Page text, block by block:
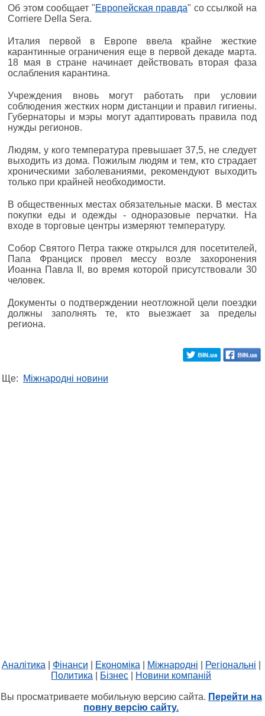
Об этом сообщает "Европейская правда" со ссылкой на
Corriere Della Sera.
Италия первой в Европе ввела крайне жесткие
карантинные ограничения еще в первой декаде марта.
18 мая в стране начинает действовать вторая фаза
ослабления карантина.
Учреждения вновь могут работать при условии
соблюдения жестких норм дистанции и правил гигиены.
Губернаторы и мэры могут адаптировать правила под
нужды регионов.
Людям, у кого температура превышает 37,5, не следует
выходить из дома. Пожилым людям и тем, кто страдает
хроническими заболеваниями, рекомендуют выходить
только при крайней необходимости.
В общественных местах обязательные маски. В местах
покупки еды и одежды - одноразовые перчатки. На
входе в торговые центры измеряют температуру.
Собор Святого Петра также открылся для посетителей,
Папа Франциск провел мессу возле захоронения
Иоанна Павла II, во время которой присутствовали 30
человек.
Документы о подтверждении неотложной цели поездки
должны заполнять те, кто выезжает за пределы
региона.
Ще: Міжнародні новини
Аналітика Фінанси Економіка Міжнародні Регіональні
Политика
Бізнес Новини компаній
Вы просматриваете мобильную версию сайта. Перейти на
повну версію сайту.